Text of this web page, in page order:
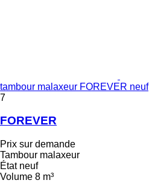
tambour malaxeur FOREVER neuf
7
FOREVER
Prix sur demande
Tambour malaxeur
Étatneuf
Volume 8 m³